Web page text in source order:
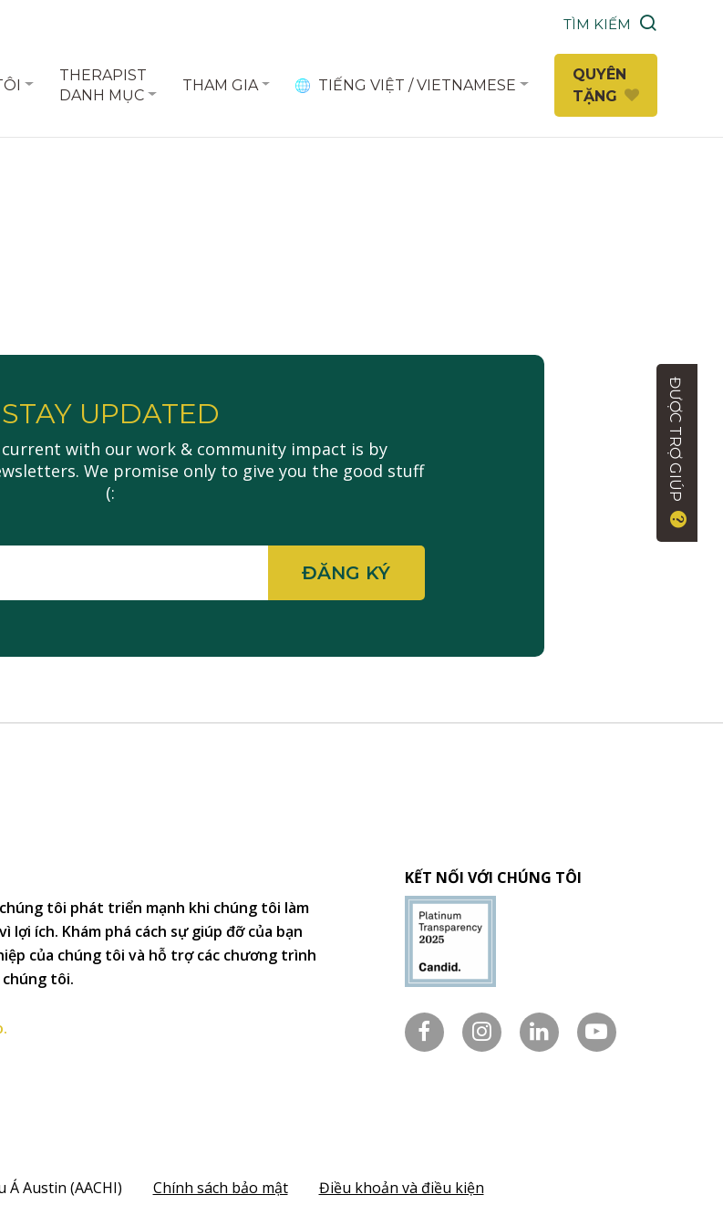
TÌM KIẾM
THERAPIST
DANH MỤC
THAM GIA TIẾNG VIỆT / VIETNAMESE
QUYÊN
TẶNG
STAY UPDATED
with our work & community impact is by
We promise only to give you the good stuff
(:
ĐƯỢC TRỢ GIÚP
tôi phát triển mạnh khi chúng tôi làm
lợi ích. Khám phá cách sự giúp đỡ của bạn
của chúng tôi và hỗ trợ các chương trình
tôi.
KẾT NỐI VỚI CHÚNG TÔI
Austin (AACHI) Chính sách bảo mật Điều khoản và điều kiện